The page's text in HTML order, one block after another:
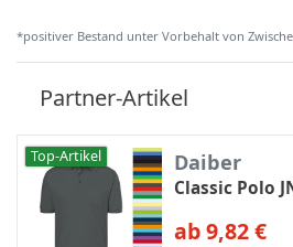
*positiver Bestand unter Vorbehalt von
Partner-Artikel
Top-Artikel Daiber
Classic Polo
ab 9,82 €